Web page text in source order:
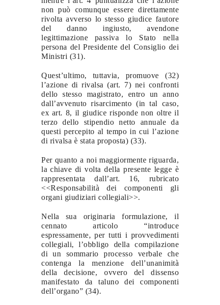
non può comunque essere direttamente
rivolta avverso lo stesso giudice fautore
del danno ingiusto, avendone
legittimazione passiva lo Stato nella
persona del Presidente del Consiglio dei
Ministri (31).
Quest’ultimo, tuttavia, promuove (32)
l’azione di rivalsa (art. 7) nei confronti
dello stesso magistrato, entro un anno
dall’avvenuto risarcimento (in tal caso,
ex art. 8, il giudice risponde non oltre il
terzo dello stipendio netto annuale da
questi percepito al tempo in cui l’azione
di rivalsa è stata proposta) (33).
Per quanto a noi maggiormente riguarda,
la chiave di volta della presente legge è
rappresentata dall’art. 16, rubricato
<<Responsabilità dei componenti gli
organi giudiziari collegiali>>.
Nella sua originaria formulazione, il
cennato articolo “introduce
espressamente, per tutti i provvedimenti
collegiali, l’obbligo della compilazione
di un sommario processo verbale che
contenga la menzione dell’unanimità
della decisione, ovvero del dissenso
manifestato da taluno dei componenti
dell’organo” (34).